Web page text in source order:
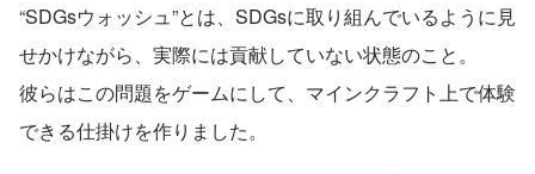
“SDGsウォッシュ”とは、SDGsに取り組んでいるように見
せかけながら、実際には貢献していない状態のこと。
彼らはこの問題をゲームにして、マインクラフト上で体験
できる仕掛けを作りました。